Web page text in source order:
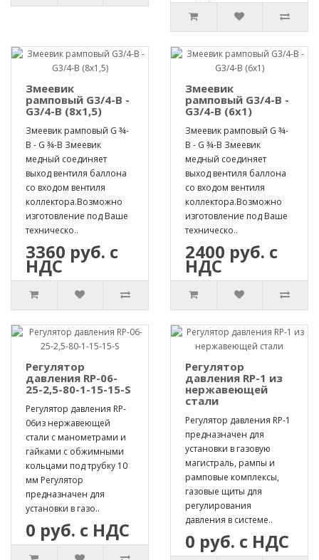
Змеевик
рамповый G3/4-B -
G3/4-B (8х1,5)
Змеевик рамповый G ¾-
B - G ¾-B Змеевик
медный соединяет
выход вентиля баллона
со входом вентиля
коллектора.Возможно
изготовление под Ваше
техническо..
3360 руб. с
НДС
Змеевик
рамповый G3/4-B -
G3/4-B (6х1)
Змеевик рамповый G ¾-
B - G ¾-B Змеевик
медный соединяет
выход вентиля баллона
со входом вентиля
коллектора.Возможно
изготовление под Ваше
техническо..
2400 руб. с
НДС
Регулятор
давления RP-06-
25-2,5-80-1-15-15-S
Регулятор давления RP-
06из нержавеющей
стали с манометрами и
гайками с обжимными
кольцами под трубку 10
мм Регулятор
предназначен для
установки в газо..
0 руб. с НДС
Регулятор
давления RP-1 из
нержавеющей
стали
Регулятор давления RP-1
предназначен для
установки в газовую
магистраль, рампы и
рамповые комплексы,
газовые щиты для
регулирования
давления в системе..
0 руб. с НДС